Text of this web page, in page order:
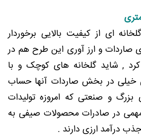
ای از کیفیت بالایی برخوردار
صاردات و ارز آوری این طرح هم در
, شاید گلخانه های کوچک و با
خیلی در بخش صاردات آنها حساب
بزرگ و صنعتی که امروزه تولیدات
در صادرات محصولات صیفی به
درآمد ارزی دارند .